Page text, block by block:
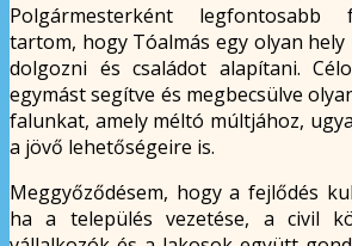
Polgármesterként legfontosabb
tartom, hogy Tóalmás egy olyan hely
dolgozni és családot alapítani.
egymást segítve és megbecsülve
falunkat, amely méltó múltjához,
a jövő lehetőségeire is.
Meggyőződésem, hogy a fejlődés
ha a település vezetése, a civil